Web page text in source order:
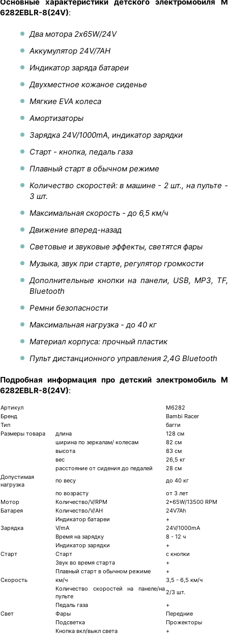
6282EBLR-8(24V):
Два мотора 2х65W/24V
Аккумулятор 24V/7AH
Индикатор заряда батареи
Двухместное кожаное сиденье
Мягкие EVA колеса
Амортизаторы
Зарядка 24V/1000mA, индикатор зарядки
Старт - кнопка, педаль газа
Плавный старт в обычном режиме
Количество скоростей: в машине - 2 шт., на пульте -
3 шт.
Максимальная скорость - до 6,5 км/ч
Движение вперед-назад
Световые и звуковые эффекты, светятся фары
Музыка, звук при старте, регулятор громкости
Дополнительные кнопки на панели, USB, MP3, TF,
Bluetooth
Ремни безопасности
Максимальная нагрузка - до 40 кг
Материал корпуса: прочный пластик
Пульт дистанционного управления 2,4G Bluetooth
Подробная информация про детский электромобиль M
6282EBLR-8(24V):
Артикул
М6282
Бренд
Bambi Racer
Тип
багги
Размеры товара
длина
128 см
ширина по зеркалам/ колесам
82 см
высота
83 см
вес
26,5 кг
расстояние от сидения до педалей
28 см
Допустимая
нагрузка
по весу
до 40 кг
по возрасту
от 3 лет
Мотор
Количество/V/RPM
2*65W/13500 RPM
Батарея
Количество/V/AH
24V7Ah
Индикатор батареи
+
Зарядка
V/mA
24V/1000mA
Время на зарядку
8 - 12 ч
Индикатор зарядки
+
Старт
Старт
с кнопки
Звук во время старта
+
Плавный старт в обычном режиме
+
Скорость
км/ч
3,5 - 6,5 км/ч
Количество скоростей на панеле/на
пульте
2/3 шт.
Педаль газа
+
Свет
Фары
Передние
Подсветка
Прожекторы
Кнопка вкл/выкл света
+